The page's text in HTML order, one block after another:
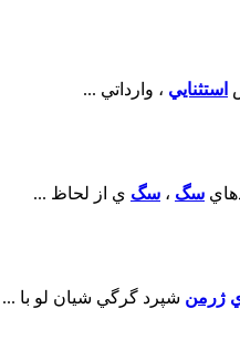
استثنايي ، وارداتي ...
سگ ، سگ ي از لحاظ ...
ژرمن شپرد گرگي شيان لو با ...